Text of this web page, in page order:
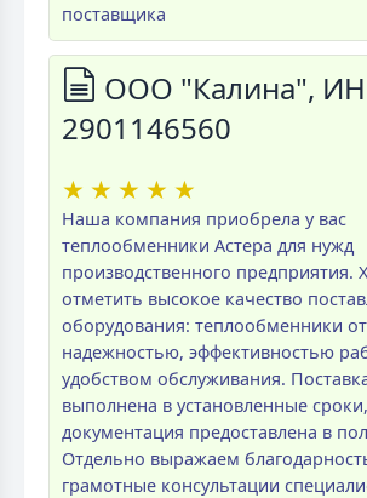
поставщика
ООО "Калина",
2901146560
★ ★ ★ ★ ★
Наша компания приобрела у вас
теплообменники Астера для нужд
производственного предприятия.
отметить высокое качество
оборудования: теплообменники
надежностью, эффективностью
удобством обслуживания.
выполнена в установленные
документация предоставлена в
Отдельно выражаем
грамотные консультации